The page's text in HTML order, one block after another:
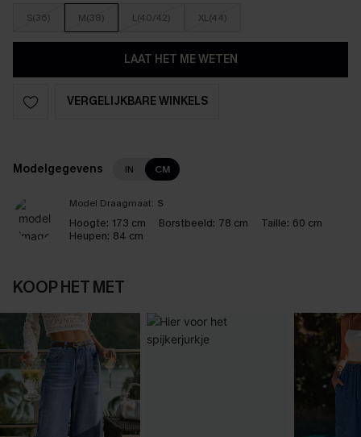
S(36) M(38) L(40/42) XL(44)
LAAT HET ME WETEN
VERGELIJKBARE WINKELS
Modelgegevens IN CM
Model Draagmaat: S
Hoogte: 173 cm Borstbeeld: 78 cm Taille: 60 cm
Heupen: 84 cm
KOOP HET MET